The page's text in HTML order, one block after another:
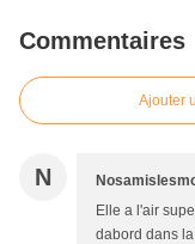
Commentaires
Ajouter
N
Elle a l'air
dabord dans